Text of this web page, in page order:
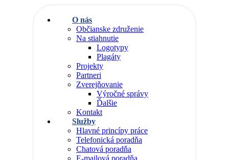
O nás
Občianske združenie
Na stiahnutie
Logotypy
Plagáty
Projekty
Partneri
Zverejňovanie
Výročné správy
Ďalšie
Kontakt
Služby
Hlavné princípy práce
Telefonická poradňa
Chatová poradňa
E-mailová poradňa